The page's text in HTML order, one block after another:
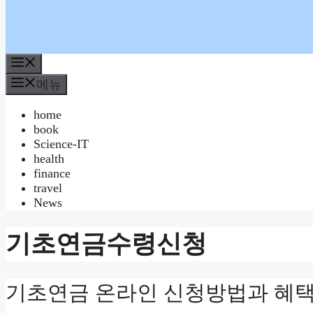
뉴
메뉴
home
book
Science-IT
health
finance
travel
News
기초연금수령신청
기초연금 온라인 신청방법과 혜